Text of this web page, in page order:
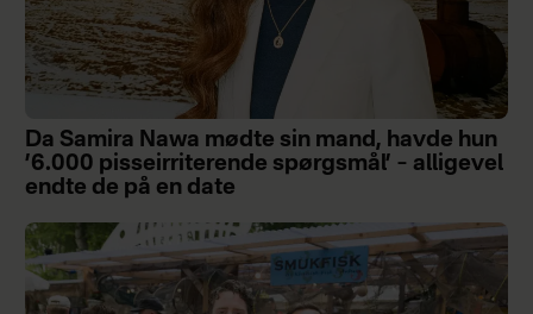
Da Samira Nawa mødte sin mand, havde hun
’6.000 pisseirriterende spørgsmål’ – alligevel
endte de på en date